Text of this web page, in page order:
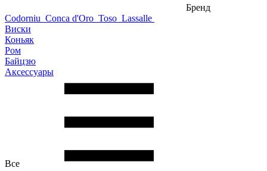
Бренд
Codorniu Conca d'Oro Toso Lassalle
Виски
Коньяк
Ром
Байцзю
Аксессуары
Все